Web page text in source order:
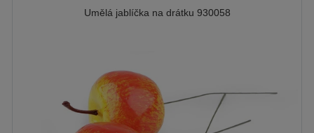
Umělá jablíčka na drátku 930058